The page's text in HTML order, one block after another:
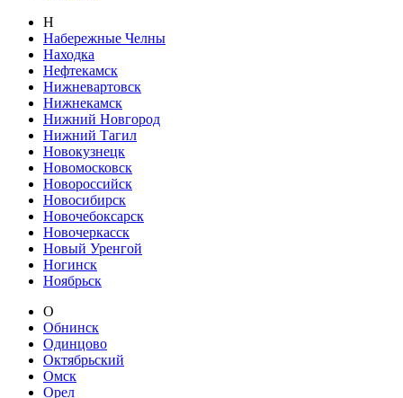
Н
Набережные Челны
Находка
Нефтекамск
Нижневартовск
Нижнекамск
Нижний Новгород
Нижний Тагил
Новокузнецк
Новомосковск
Новороссийск
Новосибирск
Новочебоксарск
Новочеркасск
Новый Уренгой
Ногинск
Ноябрьск
О
Обнинск
Одинцово
Октябрьский
Омск
Орел